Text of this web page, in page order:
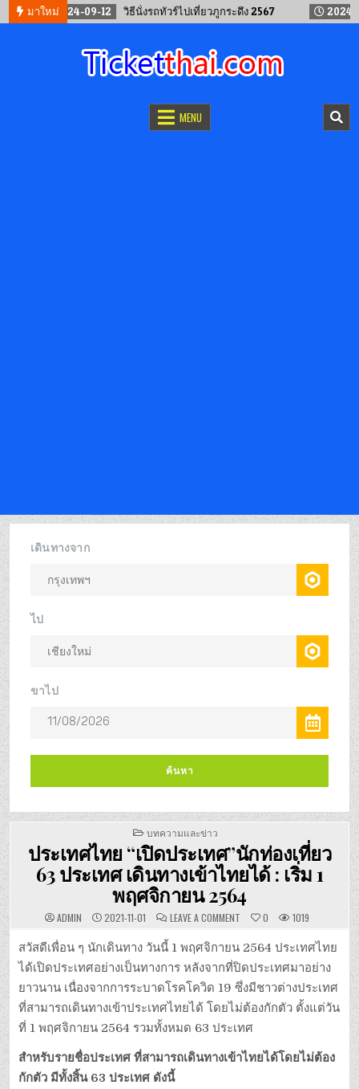
มาใหม่
2024-09-12 วิธีนั่งรถทัวร์ไปเที่ยวภูกระดึง 2567 2024-09-12
MENU
POSTED
IN
บทความและข่าว
ประเทศไทย “เปิดประเทศ”นักท่องเที่ยว
63 ประเทศ เดินทางเข้าไทยได้ : เริ่ม 1
พฤศจิกายน 2564
ADMIN 2021-11-01 LEAVE A COMMENT
ประเทศไทย
ประเทศ”นัก
ท่อง
เที่ยว
63
ประเทศ
เดิน
ทาง
เข้า
ไทย
ได้
เริ่ม
1
0 1019
สวัสดีเพื่อน ๆ นักเดินทาง วันนี้ 1 พฤศจิกายน 2564 ประเทศไทย
ได้เปิดประเทศอย่างเป็นทางการ หลังจากที่ปิดประเทศมาอย่าง
ยาวนาน เนื่องจากการระบาดโรคโควิด 19 ซึ่งมีชาวต่างประเทศ
ที่สามารถเดินทางเข้าประเทศไทยได้ โดยไม่ต้องกักตัว ตั้งแต่วัน
ที่ 1 พฤศจิกายน 2564 รวมทั้งหมด 63 ประเทศ
สำหรับรายชื่อประเทศ ที่สามารถเดินทางเข้าไทยได้โดยไม่ต้อง
กักตัว มีทั้งสิ้น 63 ประเทศ ดังนี้